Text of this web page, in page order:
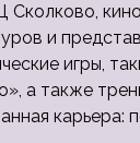
и
игры,
а также
карьера: